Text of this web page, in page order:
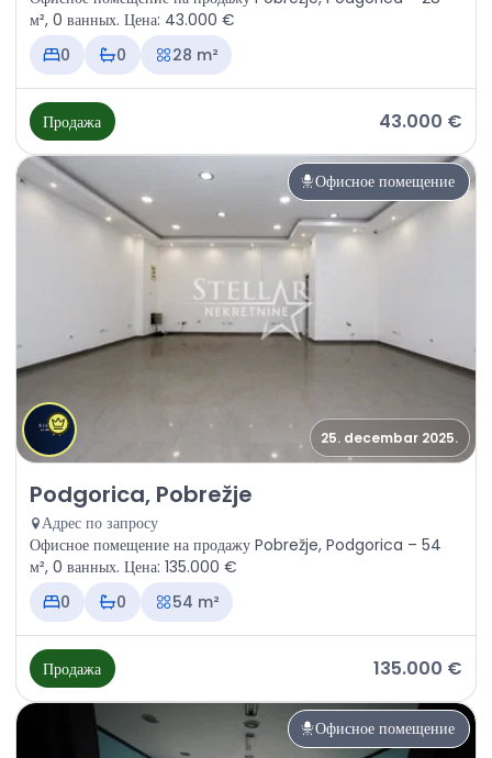
м², 0 ванных. Цена: 43.000 €
0
0 28 m²
Продажа 43.000 €
Офисное помещение
25. decembar 2025.
Продажа - Офисное помещение Podgorica, Pobrežje
Podgorica, Pobrežje
Адрес по запросу
Офисное помещение на продажу Pobrežje, Podgorica – 54
м², 0 ванных. Цена: 135.000 €
0
0 54 m²
Продажа 135.000 €
Офисное помещение